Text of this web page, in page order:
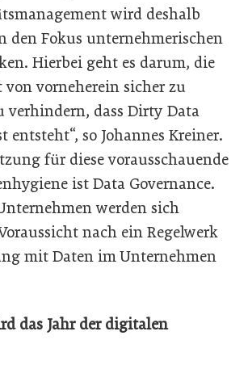
wird deshalb
den Fokus unternehmerischen
Hierbei geht es darum, die
vorneherein sicher zu
verhindern, dass Dirty Data
entsteht“, so Johannes Kreiner.
für diese vorausschauende
ist Data Governance.
werden sich
nach ein Regelwerk
mit Daten im Unternehmen
das Jahr der digitalen